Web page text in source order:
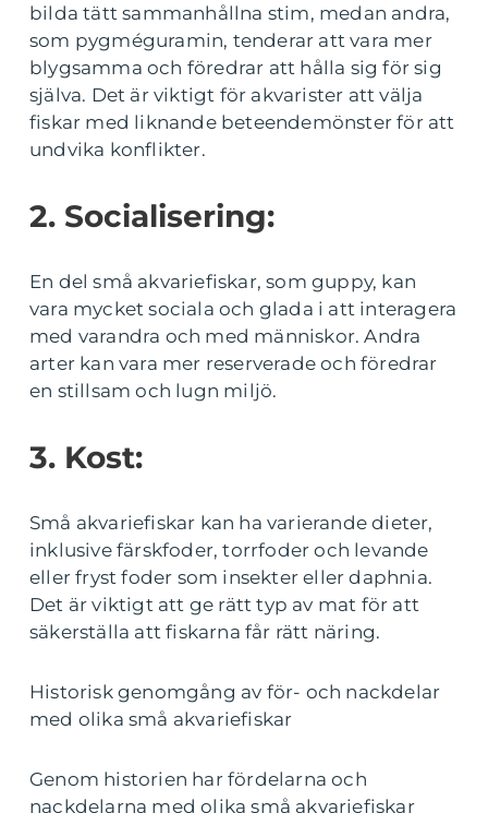
bilda tätt sammanhållna stim, medan andra,
som pygméguramin, tenderar att vara mer
blygsamma och föredrar att hålla sig för sig
själva. Det är viktigt för akvarister att välja
fiskar med liknande beteendemönster för att
undvika konflikter.
2. Socialisering:
En del små akvariefiskar, som guppy, kan
vara mycket sociala och glada i att interagera
med varandra och med människor. Andra
arter kan vara mer reserverade och föredrar
en stillsam och lugn miljö.
3. Kost:
Små akvariefiskar kan ha varierande dieter,
inklusive färskfoder, torrfoder och levande
eller fryst foder som insekter eller daphnia.
Det är viktigt att ge rätt typ av mat för att
säkerställa att fiskarna får rätt näring.
Historisk genomgång av för- och nackdelar
med olika små akvariefiskar
Genom historien har fördelarna och
nackdelarna med olika små akvariefiskar